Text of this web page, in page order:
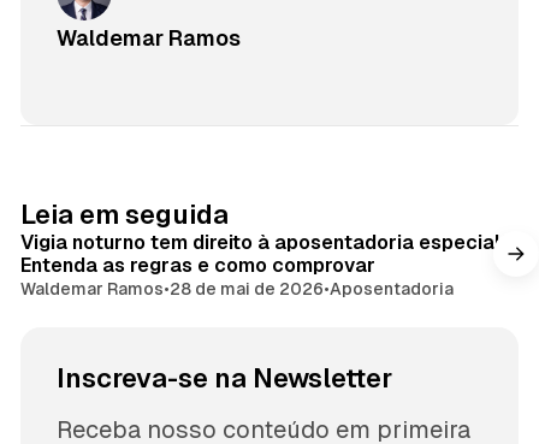
Waldemar Ramos
Leia em seguida
Vigia noturno tem direito à aposentadoria especial?
Entenda as regras e como comprovar
Waldemar Ramos•28 de mai de 2026•Aposentadoria
Inscreva-se na Newsletter
Receba nosso conteúdo em primeira